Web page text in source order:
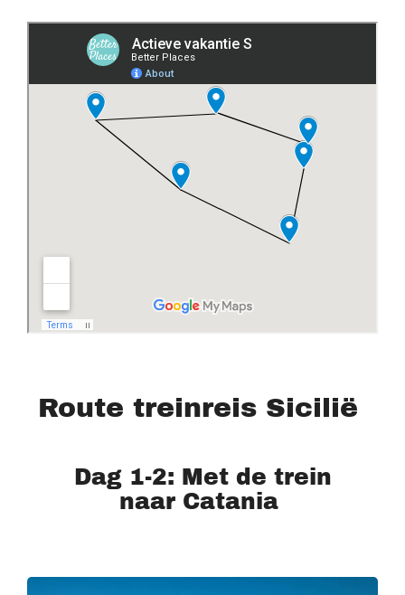
Route treinreis Sicilië
Dag 1-2: Met de trein
naar Catania